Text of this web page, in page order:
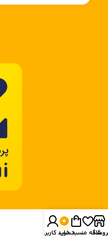
علاقه مندی
0
سبد خرید
حساب کاربری من